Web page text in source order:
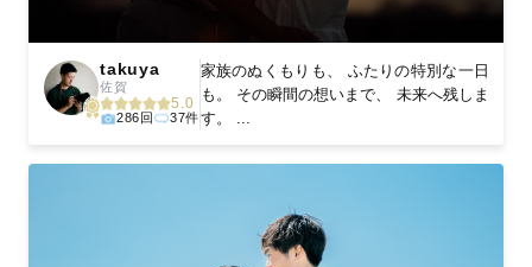
takuya
佐賀
5.0
286回 37件
家族のぬくもりも、 ふたりの特別な一日
も。 その瞬間の想いまで、 未来へ残しま
す。 ...